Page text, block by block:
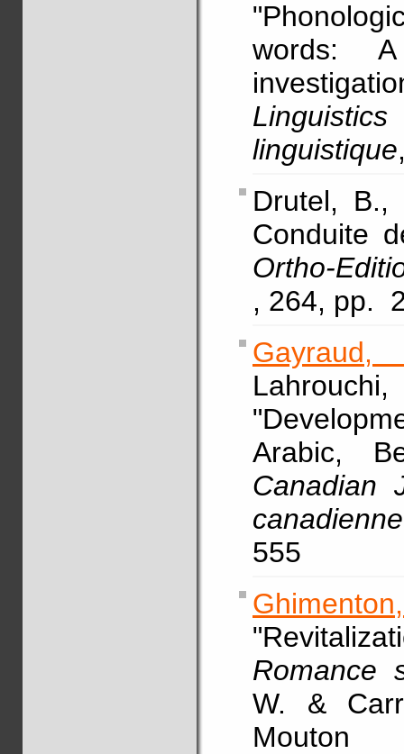
words: A
linguistique
Drutel,
Conduite
Ortho-
, 264, pp.
Arabic,
Canadian
555
Romance
W. &
Mouton